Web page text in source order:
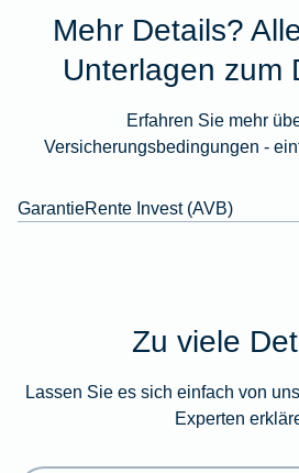
Mehr Details?
Unterlagen zum
Erfahren Sie mehr
Versicherungsbedingungen -
GarantieRente Invest (AVB)
Zu viele
Lassen Sie es sich einfach von
Experten